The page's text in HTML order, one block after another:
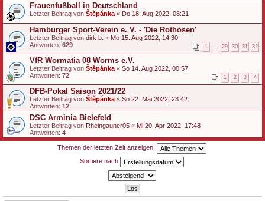
Frauenfußball in Deutschland
Letzter Beitrag von Štěpánka « Do 18. Aug 2022, 08:21
Hamburger Sport-Verein e. V. - 'Die Rothosen'
Letzter Beitrag von dirk b. « Mo 15. Aug 2022, 14:30
Antworten: 629 1 29 30 31 32
VfR Wormatia 08 Worms e.V.
Letzter Beitrag von Štěpánka « So 14. Aug 2022, 00:57
Antworten: 72 1 2 3 4
DFB-Pokal Saison 2021/22
Letzter Beitrag von Štěpánka « So 22. Mai 2022, 23:42
Antworten: 12
DSC Arminia Bielefeld
Letzter Beitrag von Rheingauner05 « Mi 20. Apr 2022, 17:48
Antworten: 4
Themen der letzten Zeit anzeigen:
Sortiere nach